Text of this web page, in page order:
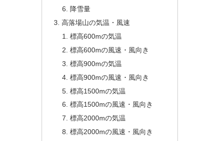
降雪量
高落場山の気温・風速
標高600mの気温
標高600mの風速・風向き
標高900mの気温
標高900mの風速・風向き
標高1500mの気温
標高1500mの風速・風向き
標高2000mの気温
標高2000mの風速・風向き